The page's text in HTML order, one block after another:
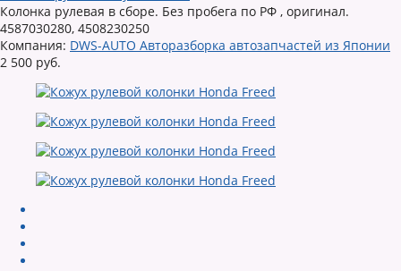
Колонка рулевая в сборе. Без пробега по РФ , оригинал.
4587030280, 4508230250
Компания: DWS-AUTO Авторазборка автозапчастей из Японии
2 500 руб.